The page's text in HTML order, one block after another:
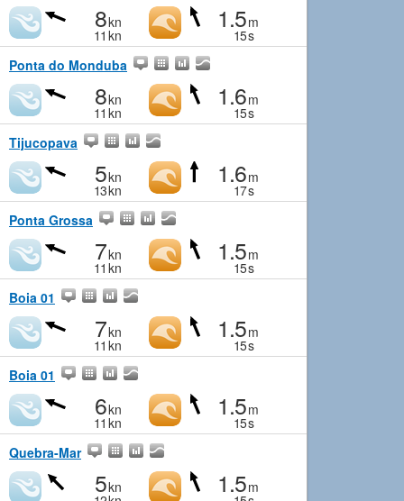
8kn
11 kn
1.5m
15s
Ponta do Monduba
8kn
11 kn
1.6m
15s
Tijucopava
5kn
13kn
1.6m
17s
Ponta Grossa
7kn
11 kn
1.5m
15s
Boia 01
7kn
11 kn
1.5m
15s
Boia 01
6kn
11 kn
1.5m
15s
Quebra-Mar
5kn 1.5m